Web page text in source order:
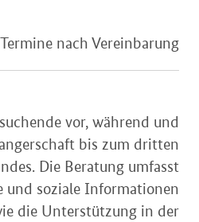
Termine nach Vereinbarung
vor, während und
bis zum dritten
Die Beratung umfasst
und soziale Informationen
die Unterstützung in der